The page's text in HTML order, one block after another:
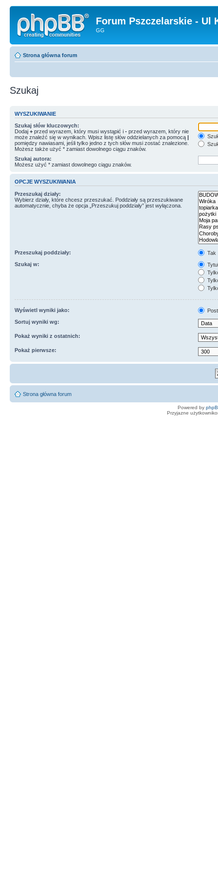
Forum Pszczelarskie - Ul
GG
Strona główna forum
Szukaj
WYSZUKIWANIE
Szukaj słów kluczowych:
Dodaj + przed wyrazem, który musi wystąpić i - przed wyrazem, który nie
może znaleźć się w wynikach. Wpisz listę słów oddzielanych za pomocą |
pomiędzy nawiasami, jeśli tylko jedno z tych słów musi zostać znalezione.
Możesz także użyć * zamiast dowolnego ciągu znaków.
Szukaj autora:
Możesz użyć * zamiast dowolnego ciągu znaków.
OPCJE WYSZUKIWANIA
Przeszukaj działy:
Wybierz działy, które chcesz przeszukać. Poddziały są przeszukiwane
automatycznie, chyba że opcja „Przeszukuj poddziały” jest wyłączona.
Przeszukaj poddziały:
Tak
Szukaj w:
Wyświetl wyniki jako:
Sortuj wyniki wg:
Pokaż wyniki z ostatnich:
Pokaż pierwsze:
Strona główna forum
Powered by
Przyjazne